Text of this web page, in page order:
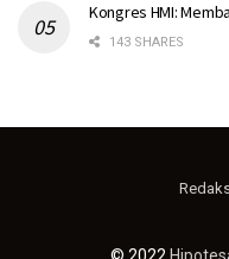
Kongres HMI:
143 SHARES